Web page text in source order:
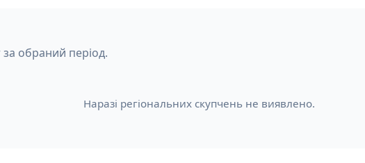
обраний період.
Наразі регіональних скупчень не виявлено.